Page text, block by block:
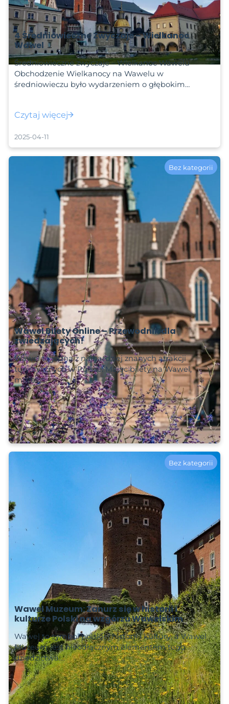
4 Średniowieczne Zwyczaje – Wielkanoc
Wawel
Średniowieczne zwyczaje – Wielkanoc Wawelu
Obchodzenie Wielkanocy na Wawelu w
średniowieczu było wydarzeniem o głębokim…
Czytaj więcej
2025-04-11
Bez kategorii
Wawel Bilety Online – Przewodnik dla
zwiedzających!
Wawel to jedna z najbardziej znanych atrakcji
turystycznych w Polsce. Mając bilety na Wawel,
możesz…
Czytaj więcej
2025-03-21
Bez kategorii
Wawel Muzeum: Zanurz się w historii i
kulturze Polski na wzgórzu Wawelskim
Wawel to symbol polskiej historii i kultury, a Wawel
Muzeum jest nieodłącznym elementem tego
dziedzictwa.…
Czytaj więcej